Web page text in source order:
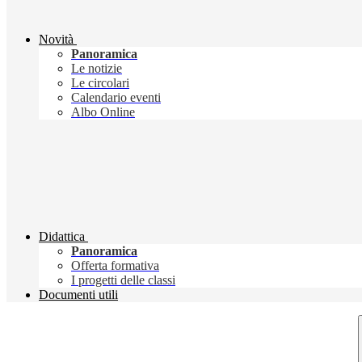
Novità
Panoramica
Le notizie
Le circolari
Calendario eventi
Albo Online
Didattica
Panoramica
Offerta formativa
I progetti delle classi
Documenti utili